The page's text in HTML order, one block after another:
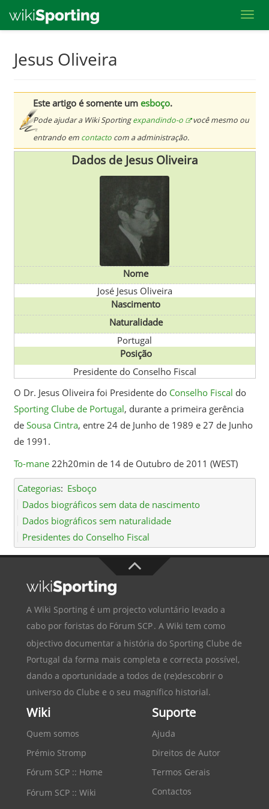
Jesus Oliveira
Este artigo é somente um esboço.
Pode ajudar a Wiki Sportingexpandindo-o
você mesmo ou
entrando em contactocom a administração.
Dados de Jesus Oliveira
Nome
José Jesus Oliveira
Nascimento
Naturalidade
Portugal
Posição
Presidente do Conselho Fiscal
O Dr. Jesus Oliveira foi Presidente do Conselho Fiscal do
Sporting Clube de Portugal, durante a primeira gerência
de Sousa Cintra, entre 24 de Junho de 1989 e 27 de Junho
de 1991.
To-mane22h20min de 14 de Outubro de 2011 (WEST)
Categorias: Esboço
Dados biográficos sem data de nascimento
Dados biográficos sem naturalidade
Presidentes do Conselho Fiscal
A Wiki Sporting é um projecto voluntário levado a
cabo por foristas do Fórum SCP. A Wiki tem como
objectivo documentar a história do Sporting Clube de
Portugal da forma mais completa e correcta possível,
dando a oportunidade a todos de (re)descobrir o
universo do Clube e o seu magnífico historial.
Wiki
Quem somos
Prémio Stromp
Fórum SCP :: Home
Fórum SCP :: Wiki
Suporte
Ajuda
Direitos de Autor
Termos Gerais
Contactos